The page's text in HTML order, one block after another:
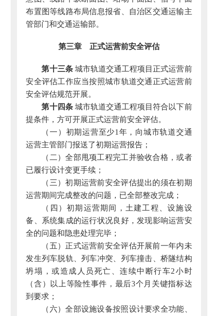
布置图等线路布局信息报省、自治区交通运输主
管部门和交通运输部。
第三章 正式运营前安全评估
第十三条城市轨道交通工程项目正式运营前
安全评估工作应当按照城市轨道交通正式运营前
安全评估规范开展。
第十四条城市轨道交通工程项目符合以下前
提条件，方可开展正式运营前安全评估。
（一）初期运营至少1年，向城市轨道交通
运营主管部门报送了初期运营报告；
（二）全部甩项工程完工并验收合格，或者
已履行设计变更手续；
（三）初期运营前安全评估提出的须在初期
运营期间完成整改的问题，已全部整改完成；
（四）初期运营期间，土建工程、设施设
备、系统集成的运行状况良好，发现影响运营安
全的问题和隐患处理完毕；
（五）正式运营前安全评估开展前一年内未
发生列车脱轨、列车冲突、列车撞击、桥隧结构
坍塌，或造成人员死亡、连续中断行车2小时
（含）以上等险性事件，最后3个月关键指标达
到要求；
（六）全部设施设备按照设计要求全功能、